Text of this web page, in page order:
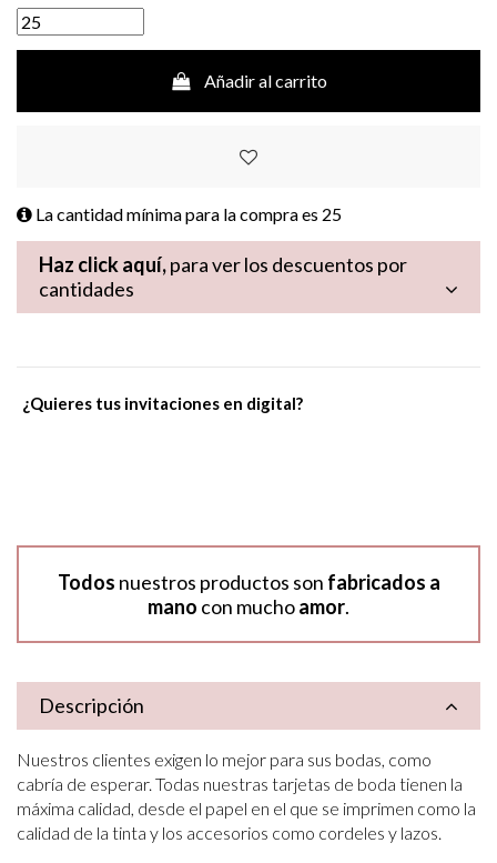
Añadir al carrito
La cantidad mínima para la compra es 25
Haz click aquí,para ver los descuentos por
cantidades
¿Quieres tus invitaciones en digital?
Todos nuestros productos son fabricados a
mano con muchoamor.
Descripción
Nuestros clientes exigen lo mejor para sus bodas, como
cabría de esperar. Todas nuestras tarjetas de boda tienen la
máxima calidad, desde el papel en el que se imprimen como la
calidad de la tinta y los accesorios como cordeles y lazos.